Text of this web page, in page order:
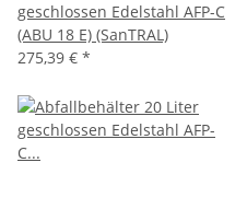
geschlossen Edelstahl AFP-C
(ABU 18 E) (SanTRAL)
275,39 € *